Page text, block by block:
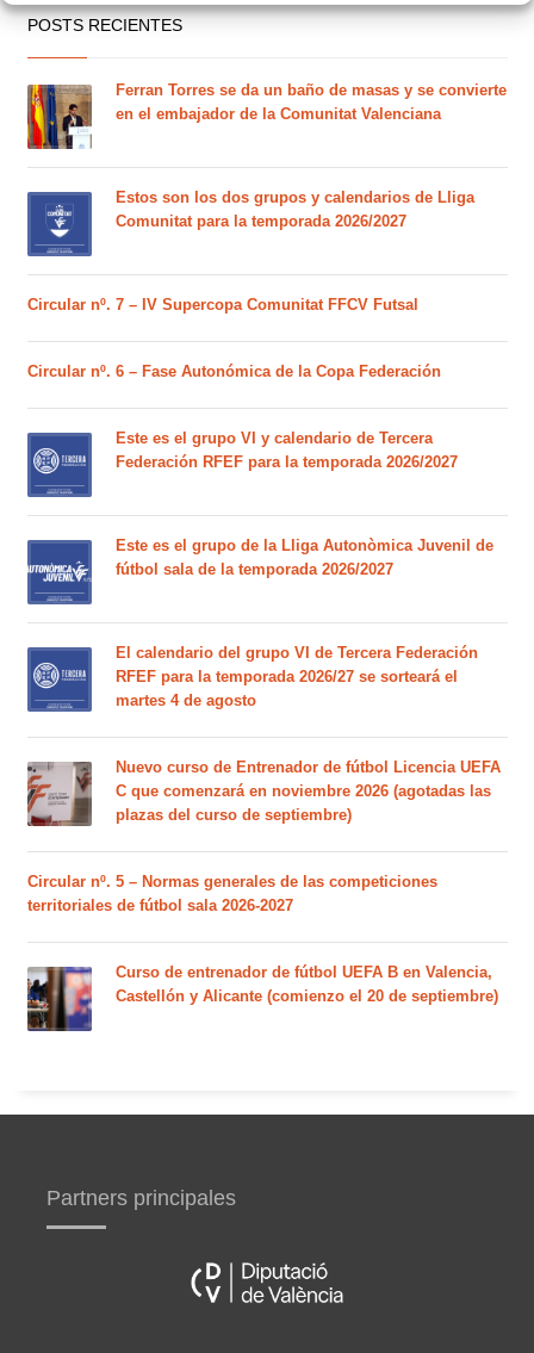
POSTS RECIENTES
Ferran Torres se da un baño de masas y se convierte
en el embajador de la Comunitat Valenciana
Estos son los dos grupos y calendarios de Lliga
Comunitat para la temporada 2026/2027
Circular nº. 7 – IV Supercopa Comunitat FFCV Futsal
Circular nº. 6 – Fase Autonómica de la Copa Federación
Este es el grupo VI y calendario de Tercera
Federación RFEF para la temporada 2026/2027
Este es el grupo de la Lliga Autonòmica Juvenil de
fútbol sala de la temporada 2026/2027
El calendario del grupo VI de Tercera Federación
RFEF para la temporada 2026/27 se sorteará el
martes 4 de agosto
Nuevo curso de Entrenador de fútbol Licencia UEFA
C que comenzará en noviembre 2026 (agotadas las
plazas del curso de septiembre)
Circular nº. 5 – Normas generales de las competiciones
territoriales de fútbol sala 2026-2027
Curso de entrenador de fútbol UEFA B en Valencia,
Castellón y Alicante (comienzo el 20 de septiembre)
Partners principales